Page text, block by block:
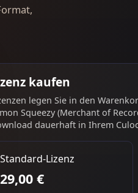
kaufen
legen Sie in den
Squeezy (Merchant of
dauerhaft in Ihrem
Standard-Lizenz
29,00 €